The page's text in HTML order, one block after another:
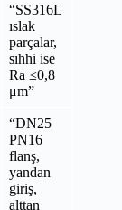
“SS316L
ıslak
parçalar,
sıhhi ise
Ra ≤0,8
μm”
“DN25
PN16
flanş,
yandan
giriş,
alttan